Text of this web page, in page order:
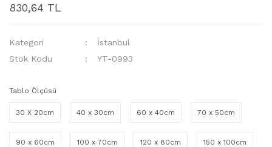
830,64 TL
Kategori
İstanbul
Stok Kodu
YT-0993
Tablo Ölçüsü
30 X 20cm 40 x 30cm 60 x 40cm 70 x 50cm
90 x 60cm 100 x 70cm 120 x 80cm 150 x 100cm